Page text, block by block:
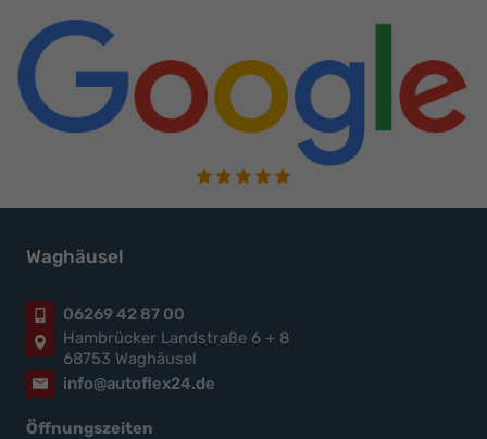
Waghäusel
06269 42 87 00
Hambrücker Landstraße 6 + 8
68753 Waghäusel
info@autoflex24.de
Öffnungszeiten